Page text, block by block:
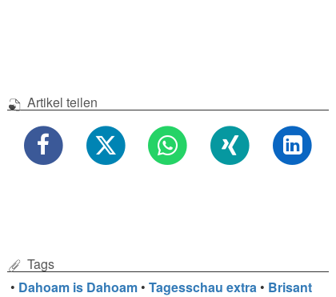
Artikel teilen
Tags
• Dahoam is Dahoam •Tagesschau extra • Brisant